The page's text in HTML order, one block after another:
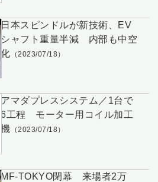
日本スピンドルが新技術、EV
シャフト重量半減 内部も中空
化 （2023/07/18）
アマダプレスシステム／1台で
6工程 モーター用コイル加工
機 （2023/07/18）
MF-TOKYO閉幕 来場者2万